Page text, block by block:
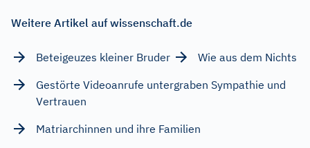
Weitere Artikel auf wissenschaft.de
Beteigeuzes kleiner Bruder
Wie aus dem Nichts
Gestörte Videoanrufe untergraben Sympathie und
Vertrauen
Matriarchinnen und ihre Familien